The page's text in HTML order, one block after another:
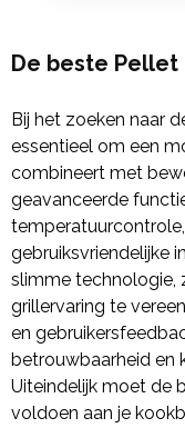
De beste Pellet
Bij het zoeken naar
essentieel om een
combineert met
geavanceerde
gebruiksvriendelijke
slimme technologie,
grillervaring te
en
betrouwbaarheid en
Uiteindelijk moet de
voldoen aan je